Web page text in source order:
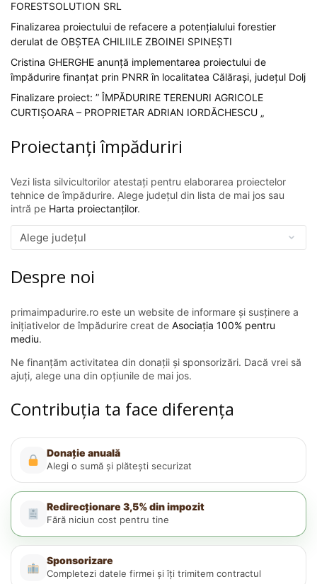
FORESTSOLUTION SRL
Finalizarea proiectului de refacere a potențialului forestier
derulat de OBȘTEA CHILIILE ZBOINEI SPINEȘTI
Cristina GHERGHE anunță implementarea proiectului de
împădurire finanțat prin PNRR în localitatea Călărași, județul Dolj
Finalizare proiect: ” ÎMPĂDURIRE TERENURI AGRICOLE
CURTIȘOARA – PROPRIETAR ADRIAN IORDĂCHESCU „
Proiectanți împăduriri
Vezi lista silvicultorilor atestați pentru elaborarea proiectelor
tehnice de împădurire. Alege județul din lista de mai jos sau
intră pe Harta proiectanților.
Despre noi
primaimpadurire.ro este un website de informare și susținere a
inițiativelor de împădurire creat de Asociația 100% pentru
mediu.
Ne finanțăm activitatea din donații și sponsorizări. Dacă vrei să
ajuți, alege una din opțiunile de mai jos.
Contribuția ta face diferența
Donație anuală
Alegi o sumă și plătești securizat
Redirecționare 3,5% din impozit
Fără niciun cost pentru tine
Sponsorizare
Completezi datele firmei și îți trimitem contractul